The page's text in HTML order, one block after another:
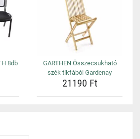
8db
GARTHEN Összecsukható
szék tíkfából Gardenay
21190 Ft